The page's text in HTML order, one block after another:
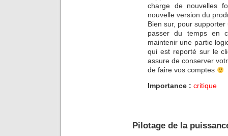
charge de nouvelles
nouvelle version du
Bien sur, pour
passer du temps en
maintenir une partie
qui est reporté sur le
assure de conserver
de faire vos comptes
Importance : critique
Pilotage de la